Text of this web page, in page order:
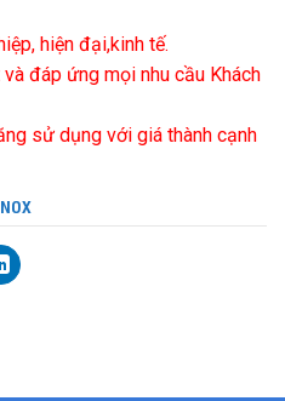
hiện đại,kinh tế.
đáp ứng mọi nhu cầu Khách
sử dụng với giá thành cạnh